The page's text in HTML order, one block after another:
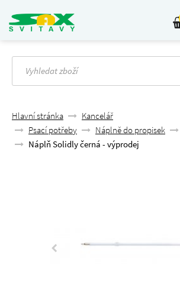
Hlavní stránka
Kancelář
Psací potřeby
Náplně do propisek
Náplň Solidly černá - výprodej